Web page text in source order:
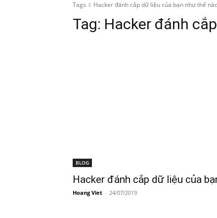
Tags Hacker đánh cắp dữ liệu của bạn như thế
Tag: Hacker đánh
BLOG
Hacker đánh cắp dữ liệu của
Hoang Viet - 24/07/2019